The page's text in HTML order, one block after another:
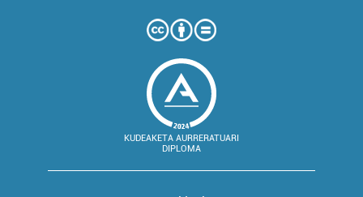
KUDEAKETA AURRERATUARI
DIPLOMA